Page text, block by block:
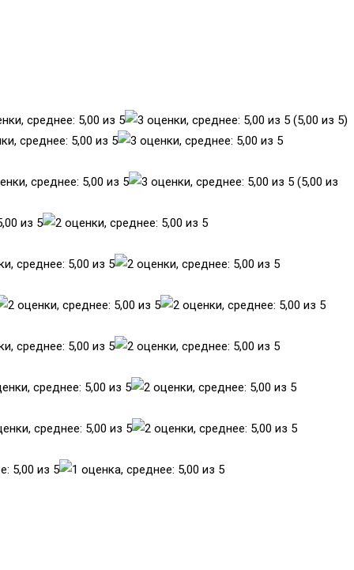
(5,00 из 5)
(5,00 из